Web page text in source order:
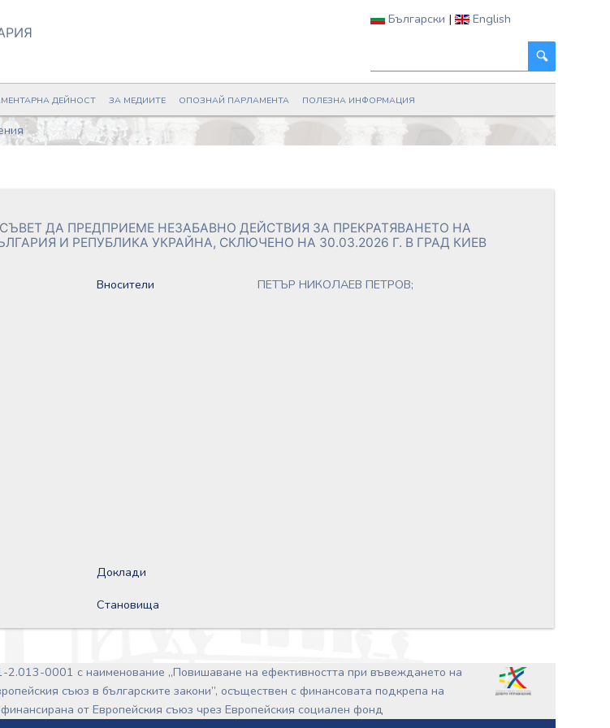
Български | English
ДЕЙНОСТ ЗА МЕДИИТЕ ОПОЗНАЙ ПАРЛАМЕНТА ПОЛЕЗНА ИНФОРМАЦИЯ
ДА ПРЕДПРИЕМЕ НЕЗАБАВНО ДЕЙСТВИЯ ЗА ПРЕКРАТЯВАНЕТО НА
И РЕПУБЛИКА УКРАЙНА, СКЛЮЧЕНО НА 30.03.2026 Г. В ГРАД КИЕВ
Вносители ПЕТЪР НИКОЛАЕВ ПЕТРОВ;
Доклади
Становища
0001 с наименование „Повишаване на ефективността при въвеждането на
съюз в българските закони”, осъществен с финансовата подкрепа на
от Европейския съюз чрез Европейския социален фонд